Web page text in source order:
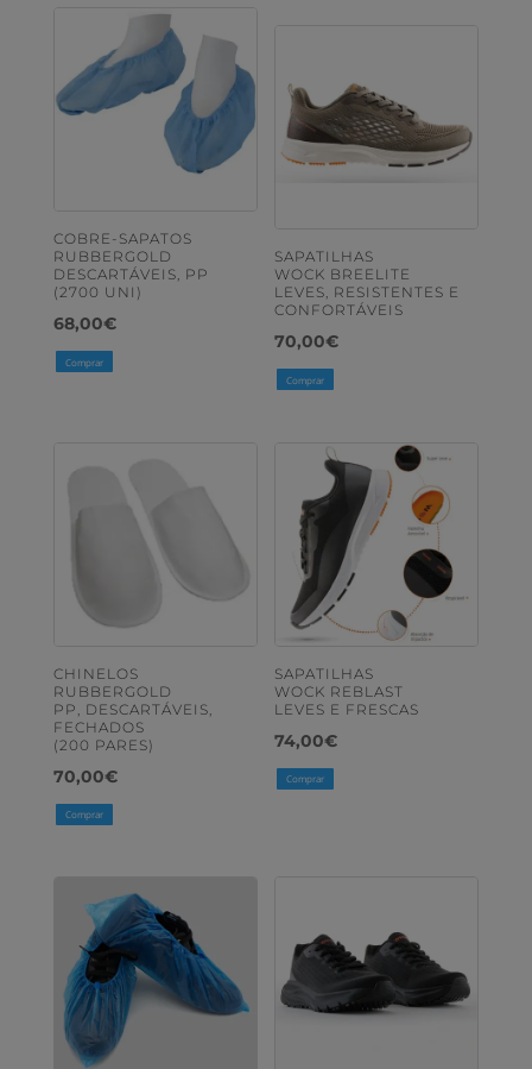
COBRE-SAPATOS
RUBBERGOLD
DESCARTÁVEIS, PP
(2700 UNI)
68,00€
Comprar
SAPATILHAS
WOCK BREELITE
LEVES, RESISTENTES E
CONFORTÁVEIS
70,00€
Comprar
CHINELOS
RUBBERGOLD
PP, DESCARTÁVEIS,
FECHADOS
(200 PARES)
70,00€
Comprar
SAPATILHAS
WOCK REBLAST
LEVES E FRESCAS
74,00€
Comprar